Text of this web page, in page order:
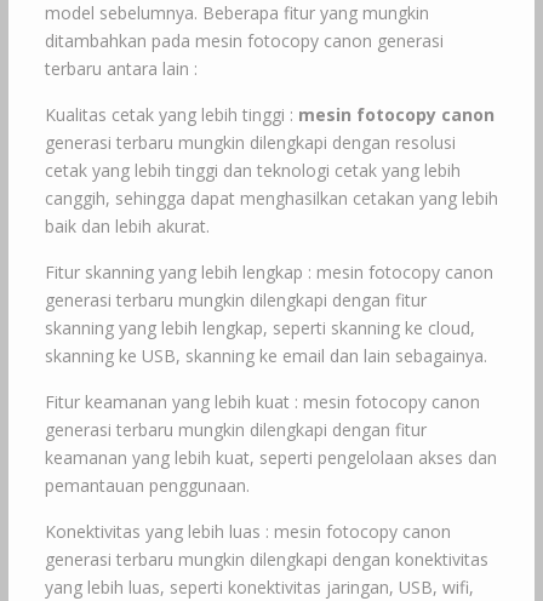
model sebelumnya. Beberapa fitur yang mungkin
ditambahkan pada mesin fotocopy canon generasi
terbaru antara lain :
Kualitas cetak yang lebih tinggi : mesin fotocopy canon
generasi terbaru mungkin dilengkapi dengan resolusi
cetak yang lebih tinggi dan teknologi cetak yang lebih
canggih, sehingga dapat menghasilkan cetakan yang lebih
baik dan lebih akurat.
Fitur skanning yang lebih lengkap : mesin fotocopy canon
generasi terbaru mungkin dilengkapi dengan fitur
skanning yang lebih lengkap, seperti skanning ke cloud,
skanning ke USB, skanning ke email dan lain sebagainya.
Fitur keamanan yang lebih kuat : mesin fotocopy canon
generasi terbaru mungkin dilengkapi dengan fitur
keamanan yang lebih kuat, seperti pengelolaan akses dan
pemantauan penggunaan.
Konektivitas yang lebih luas : mesin fotocopy canon
generasi terbaru mungkin dilengkapi dengan konektivitas
yang lebih luas, seperti konektivitas jaringan, USB, wifi,